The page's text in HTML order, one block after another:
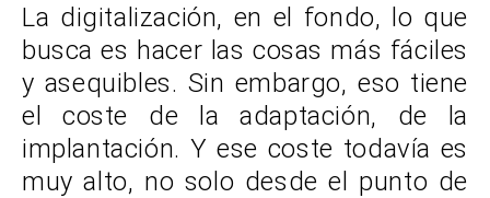
La digitalización, en el fondo, lo que
busca es hacer las cosas más fáciles
y asequibles. Sin embargo, eso tiene
el coste de la adaptación, de la
implantación. Y ese coste todavía es
muy alto, no solo desde el punto de